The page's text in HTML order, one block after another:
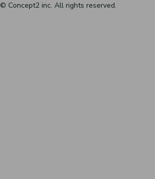
© Concept2 inc. All rights reserved.